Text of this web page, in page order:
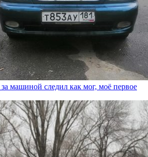
за машиной следил как мог, моё первое